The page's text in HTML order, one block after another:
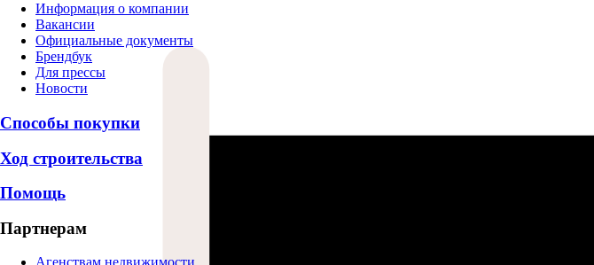
Информация о компании
Вакансии
Официальные документы
Брендбук
Для прессы
Новости
Способы покупки
Ход строительства
Помощь
Партнерам
Агенствам недвижимости